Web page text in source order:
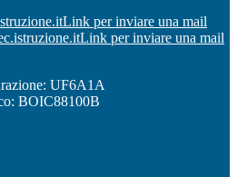
Link per inviare una mail
Link per inviare una mail
UF6A1A
BOIC88100B